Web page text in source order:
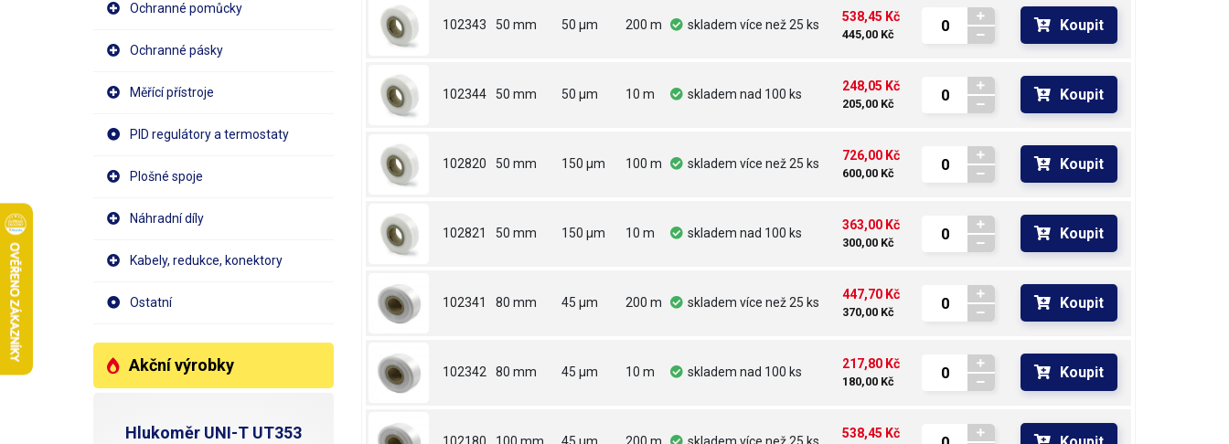
Ochranné pomůcky
Ochranné pásky
Měřící přístroje
PID regulátory a termostaty
Plošné spoje
Náhradní díly
Kabely, redukce, konektory
Ostatní
Akční výrobky
Hlukoměr UNI-T UT353
102343 50 mm 50 µm 200 m skladem více než 25 ks
538,45 Kč
445,00 Kč
Koupit
102344 50 mm 50 µm 10 m skladem nad 100 ks
248,05 Kč
205,00 Kč
Koupit
102820 50 mm 150 µm 100 m skladem více než 25 ks
726,00 Kč
600,00 Kč
Koupit
102821 50 mm 150 µm 10 m skladem nad 100 ks
363,00 Kč
300,00 Kč
Koupit
102341 80 mm 45 µm 200 m skladem více než 25 ks
447,70 Kč
370,00 Kč
Koupit
102342 80 mm 45 µm 10 m skladem nad 100 ks
217,80 Kč
180,00 Kč
Koupit
538,45 Kč